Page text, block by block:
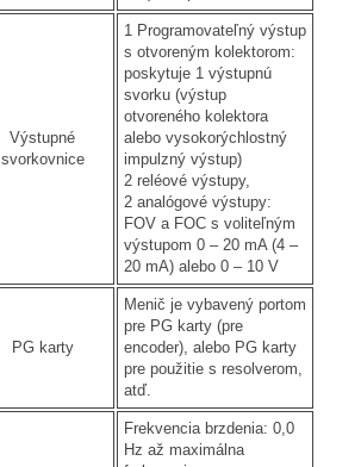
Výstupné
svorkovnice
1 Programovateľný výstup
s otvoreným kolektorom:
poskytuje 1 výstupnú
svorku (výstup
otvoreného kolektora
alebo vysokorýchlostný
impulzný výstup)
2 reléové výstupy,
2 analógové výstupy:
FOV a FOC s voliteľným
výstupom 0 – 20 mA (4 –
20 mA) alebo 0 – 10 V
PG karty
Menič je vybavený portom
pre PG karty (pre
encoder), alebo PG karty
pre použitie s resolverom,
atď.
Frekvencia brzdenia: 0,0
Hz až maximálna